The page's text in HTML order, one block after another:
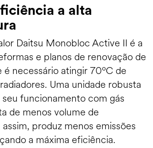
a alta
Daitsu Monobloc Active II é a
e planos de renovação de
é necessário atingir 70ºC de
Uma unidade robusta
seu funcionamento com gás
de menos volume de
produz menos emissões
a máxima eficiência.